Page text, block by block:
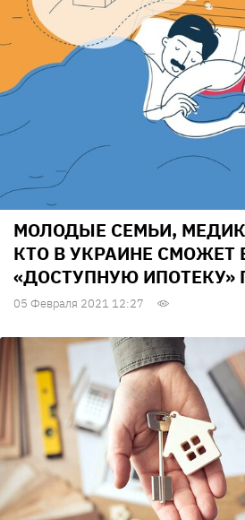
МОЛОДЫЕ СЕМЬИ,
КТО В УКРАИНЕ СМОЖЕТ
«ДОСТУПНУЮ ИПОТЕКУ»
05 Февраля 2021 12:27